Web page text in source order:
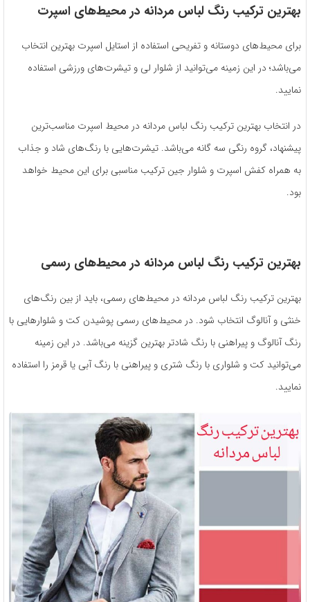
بهترین ترکیب رنگ لباس مردانه در محیط‌های اسپرت
برای محیط‌های دوستانه و تفریحی استفاده از استایل اسپرت بهترین انتخاب
می‌باشد‌؛ در این زمینه می‌توانید از شلوار لی و تیشرت‌های ورزشی استفاده
نمایید.
در انتخاب بهترین ترکیب رنگ لباس مردانه در محیط اسپرت مناسب‌ترین
پیشنهاد، گروه رنگی سه گانه می‌باشد. تیشرت‌هایی با رنگ‌های شاد و جذاب
به همراه کفش اسپرت و شلوار جین ترکیب مناسبی برای این محیط خواهد
بود.
بهترین ترکیب رنگ لباس مردانه در محیط‌های رسمی
بهترین ترکیب رنگ لباس مردانه در محیط‌های رسمی، باید از بین رنگ‌های
خنثی و آنالوگ انتخاب شود. در محیط‌های رسمی پوشیدن کت و شلوار‌هایی با
رنگ آنالوگ و پیراهنی با رنگ شادتر بهترین گزینه می‌باشد. در این زمینه
می‌توانید کت و شلواری با رنگ شتری و پیراهنی با رنگ آبی یا قرمز را استفاده
نمایید.